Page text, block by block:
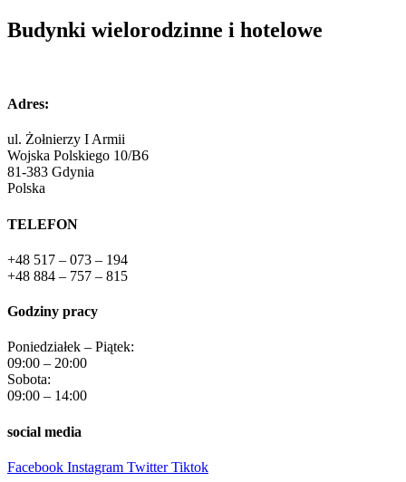
Budynki wielorodzinne i hotelowe
Adres:
ul. Żołnierzy I Armii
Wojska Polskiego 10/B6
81-383 Gdynia
Polska
TELEFON
+48 517 – 073 – 194
+48 884 – 757 – 815
Godziny pracy
Poniedziałek – Piątek:
09:00 – 20:00
Sobota:
09:00 – 14:00
social media
Facebook Instagram Twitter Tiktok